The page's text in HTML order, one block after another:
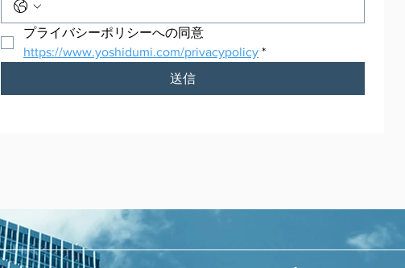
プライバシーポリシーへの同意
https://www.yoshidumi.com/privacypolicy *
送信